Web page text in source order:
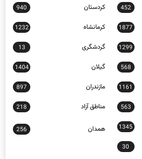
1877 کرمانشاه 1232
1299 گردشگری 13
568 گیلان 1404
1161 مازندران 897
563 مناطق آزاد 218
1345
256
30